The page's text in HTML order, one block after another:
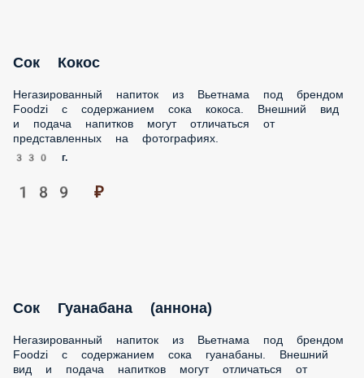
с содержанием сока кокоса. Внешний вид и подача
напитков могут отличаться от представленных на
фотографиях.
330 г.
Негазированный напиток из Вьетнама под брендом Foodzi
с содержанием сока гуанабаны. Внешний вид и подача
напитков могут отличаться от представленных на
фотографиях